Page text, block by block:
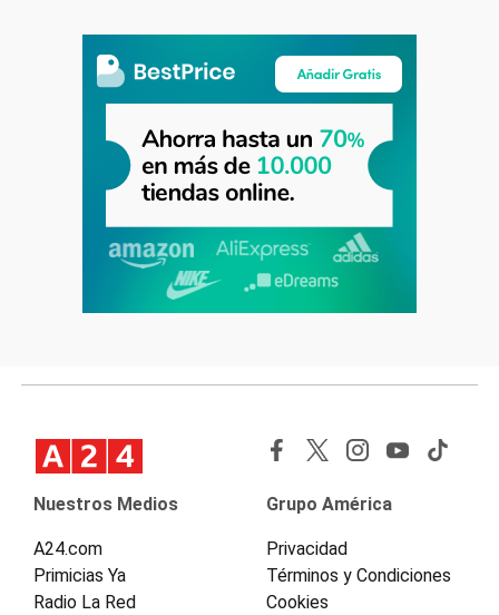
Nuestros Medios
A24.com
Primicias Ya
Radio La Red
Grupo América
Privacidad
Términos y Condiciones
Cookies